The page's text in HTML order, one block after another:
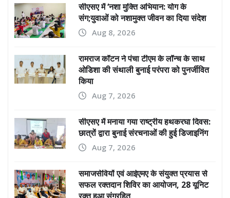
सीएसए में ‘नशा मुक्ति अभियान: योग के
संग;युवाओं को नशामुक्त जीवन का दिया संदेश
Aug 8, 2026
रामराज कॉटन ने पंचा टीएम के लॉन्च के साथ
ओडिशा की संथाली बुनाई परंपरा को पुनर्जीवित
किया
Aug 7, 2026
सीएसए में मनाया गया राष्ट्रीय हथकरघा दिवस:
छात्रों द्वारा बुनाई संरचनाओं की हुई डिजाइनिंग
Aug 7, 2026
समाजसेवियों एवं आईएमए के संयुक्त प्रयास से
सफल रक्तदान शिविर का आयोजन, 28 यूनिट